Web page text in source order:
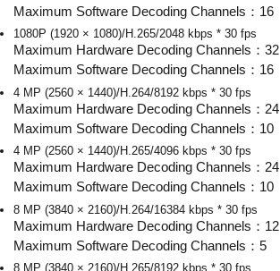
Maximum Software Decoding Channels：16
1080P (1920 × 1080)/H.265/2048 kbps * 30 fps
Maximum Hardware Decoding Channels：32
Maximum Software Decoding Channels：16
4 MP (2560 × 1440)/H.264/8192 kbps * 30 fps
Maximum Hardware Decoding Channels：24
Maximum Software Decoding Channels：10
4 MP (2560 × 1440)/H.265/4096 kbps * 30 fps
Maximum Hardware Decoding Channels：24
Maximum Software Decoding Channels：10
8 MP (3840 × 2160)/H.264/16384 kbps * 30 fps
Maximum Hardware Decoding Channels：12
Maximum Software Decoding Channels：5
8 MP (3840 × 2160)/H.265/8192 kbps * 30 fps